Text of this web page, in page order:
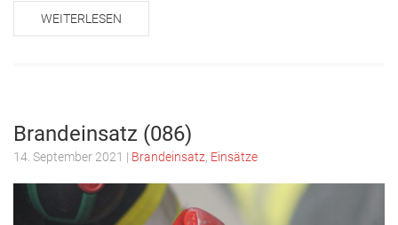
WEITERLESEN
Brandeinsatz (086)
14. September 2021 | Brandeinsatz, Einsätze